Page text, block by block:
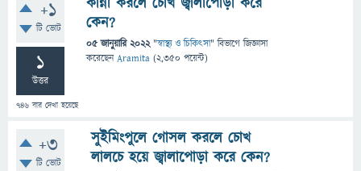
+1
টি ভোট
1
উত্তর
746 বার দেখা হয়েছে
কেন?
05 জানুয়ারি 2022 "স্বাস্থ্য ও চিকিৎসা" বিভাগে জিজ্ঞাসা
করেছেনAramita (2,350 পয়েন্ট)
+3
টি ভোট
সুইমিংপুলে গোসল করলে চোখ
লালচে হয়ে জ্বালাপোড়া করে কেন?